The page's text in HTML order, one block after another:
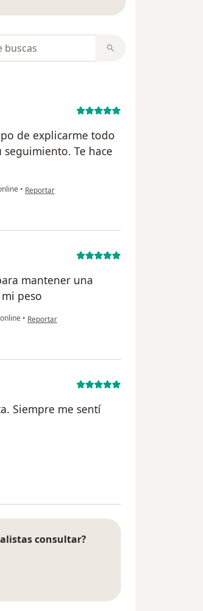
de explicarme todo
Te hace
• en opinión del usuario Rocio P
Reportar
mantener una
peso
• en opinión del usuario CAR
Reportar
Siempre me sentí
usuario Martina C
consultar?